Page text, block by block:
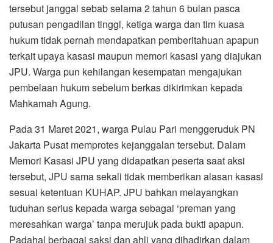
tersebut janggal sebab selama 2 tahun 6 bulan pasca
putusan pengadilan tinggi, ketiga warga dan tim kuasa
hukum tidak pernah mendapatkan pemberitahuan apapun
terkait upaya kasasi maupun memori kasasi yang diajukan
JPU. Warga pun kehilangan kesempatan mengajukan
pembelaan hukum sebelum berkas dikirimkan kepada
Mahkamah Agung.
Pada 31 Maret 2021, warga Pulau Pari menggeruduk PN
Jakarta Pusat memprotes kejanggalan tersebut. Dalam
Memori Kasasi JPU yang didapatkan peserta saat aksi
tersebut, JPU sama sekali tidak memberikan alasan kasasi
sesuai ketentuan KUHAP. JPU bahkan melayangkan
tuduhan serius kepada warga sebagai ‘preman yang
meresahkan warga’ tanpa merujuk pada bukti apapun.
Padahal berbagai saksi dan ahli yang dihadirkan dalam